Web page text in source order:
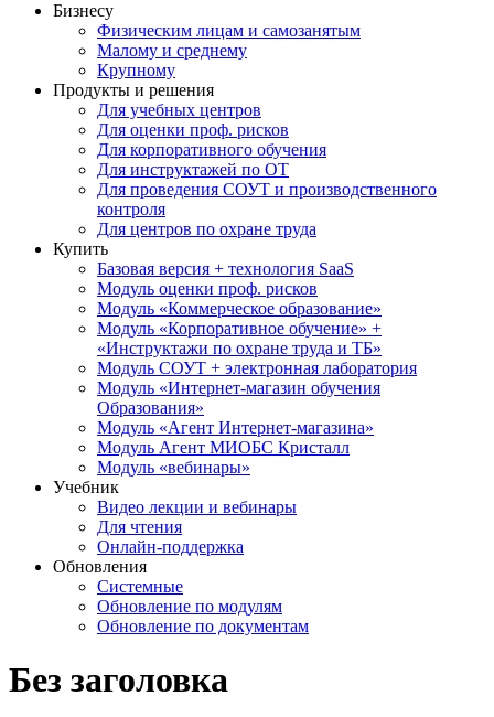
Бизнесу
Физическим лицам и самозанятым
Малому и среднему
Крупному
Продукты и решения
Для учебных центров
Для оценки проф. рисков
Для корпоративного обучения
Для инструктажей по ОТ
Для проведения СОУТ и производственного
контроля
Для центров по охране труда
Купить
Базовая версия + технология SaaS
Модуль оценки проф. рисков
Модуль «Коммерческое образование»
Модуль «Корпоративное обучение» +
«Инструктажи по охране труда и ТБ»
Модуль СОУТ + электронная лаборатория
Модуль «Интернет-магазин обучения
Образования»
Модуль «Агент Интернет-магазина»
Модуль Агент МИОБС Кристалл
Модуль «вебинары»
Учебник
Видео лекции и вебинары
Для чтения
Онлайн-поддержка
Обновления
Системные
Обновление по модулям
Обновление по документам
Без заголовка